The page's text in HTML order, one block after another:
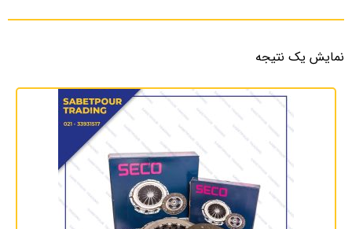
نمایش یک نتیجه